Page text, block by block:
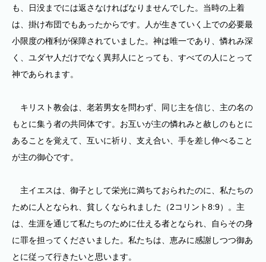
も、日没までには返さなければなりませんでした。当時の上着
は、掛け布団でもあったからです。人が生きていく上での必要最
小限度の権利が保障されていました。神は唯一であり、憐れみ深
く、ユダヤ人だけでなく異邦人にとっても、すべての人にとって
神であられます。
キリスト教会は、老若男女を問わず、同じ主を信じ、主の名の
もとに集う者の共同体です。お互いが主の憐れみと赦しのもとに
あることを覚えて、互いに祈り、支え合い、手を差し伸べること
が主の御心です。
主イエスは、御子として栄光に満ちておられたのに、私たちの
ために人となられ、貧しくなられました（2コリント8:9）。主
は、生涯を通じて私たちのために仕える者となられ、自らその身
に罪を担ってくださいました。私たちは、恵みに感謝しつつ御あ
とに従って行きたいと思います。